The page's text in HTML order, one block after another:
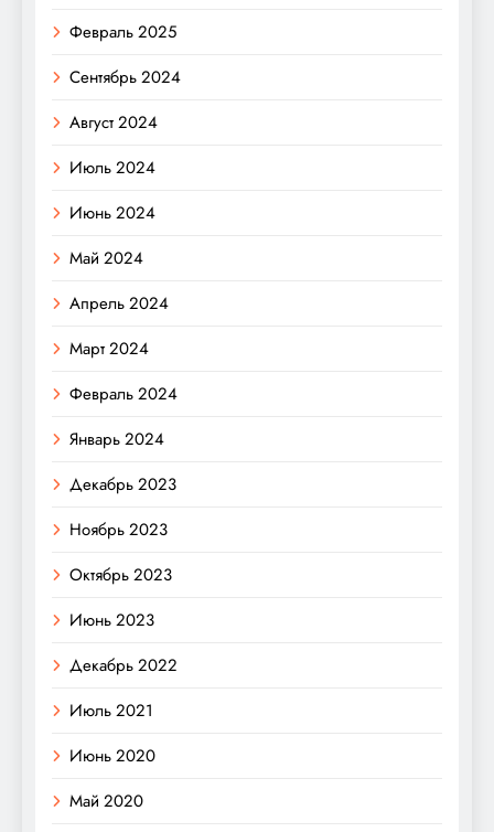
Февраль 2025
Сентябрь 2024
Август 2024
Июль 2024
Июнь 2024
Май 2024
Апрель 2024
Март 2024
Февраль 2024
Январь 2024
Декабрь 2023
Ноябрь 2023
Октябрь 2023
Июнь 2023
Декабрь 2022
Июль 2021
Июнь 2020
Май 2020